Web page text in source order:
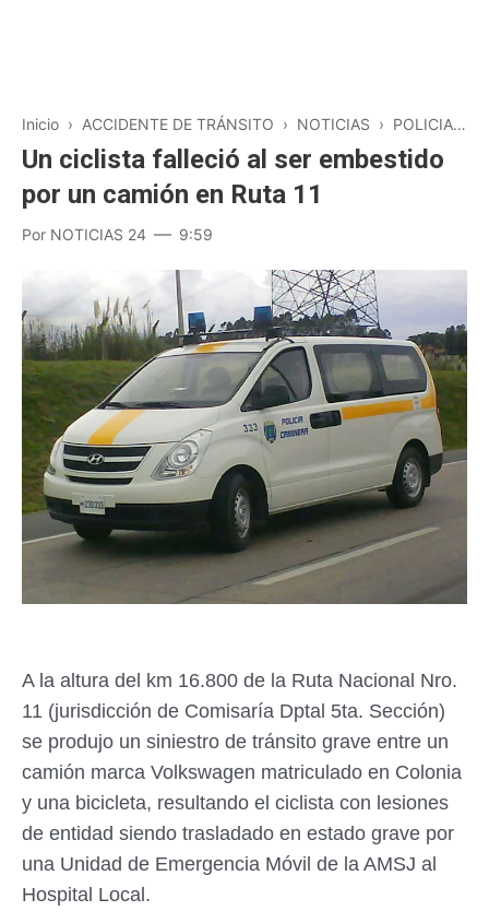
Inicio › ACCIDENTE DE TRÁNSITO › NOTICIAS › POLICIALES
Un ciclista falleció al ser embestido
por un camión en Ruta 11
Por NOTICIAS 24 9:59
A la altura del km 16.800 de la Ruta Nacional Nro.
11 (jurisdicción de Comisaría Dptal 5ta. Sección)
se produjo un siniestro de tránsito grave entre un
camión marca Volkswagen matriculado en Colonia
y una bicicleta, resultando el ciclista con lesiones
de entidad siendo trasladado en estado grave por
una Unidad de Emergencia Móvil de la AMSJ al
Hospital Local.